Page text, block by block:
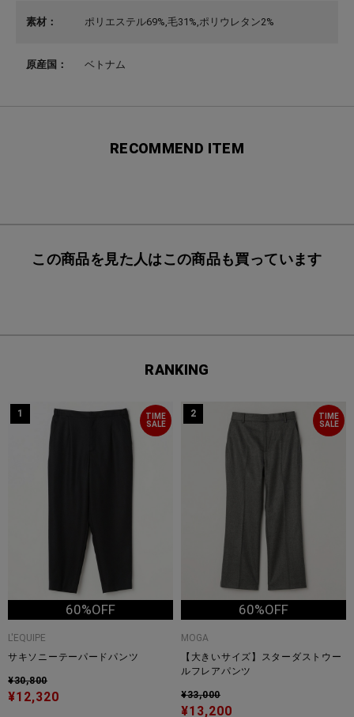
素材： ポリエステル69%,毛31%,ポリウレタン2%
原産国： ベトナム
RECOMMEND ITEM
この商品を見た人はこの商品も買っています
RANKING
TIME
SALE
1
60%OFF
L'EQUIPE
サキソニーテーパードパンツ
¥30,800
¥12,320
TIME
SALE
2
60%OFF
MOGA
【大きいサイズ】スターダストウー
ルフレアパンツ
¥33,000
¥13,200